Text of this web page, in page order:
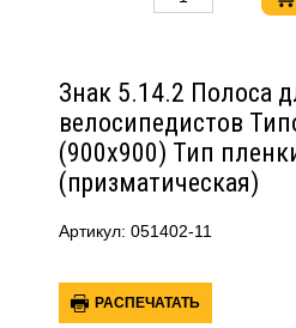
Знак 5.14.2 Полоса
велосипедистов
(900х900) Тип
(призматическая)
Артикул: 051402-11
РАСПЕЧАТАТЬ